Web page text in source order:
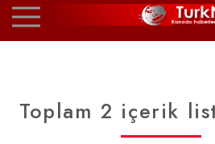
Toplam 2 içerik